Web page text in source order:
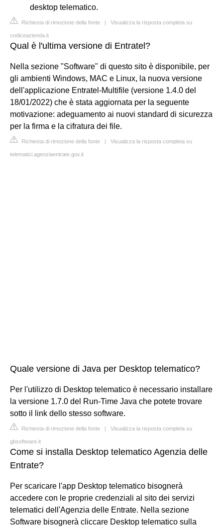
desktop telematico.
Richiesta di rimozione della fonte | Visualizza la risposta completa su
codiceazienda.it
Qual è l'ultima versione di Entratel?
Nella sezione "Software" di questo sito è disponibile, per
gli ambienti Windows, MAC e Linux, la nuova versione
dell'applicazione Entratel-Multifile (versione 1.4.0 del
18/01/2022) che è stata aggiornata per la seguente
motivazione: adeguamento ai nuovi standard di sicurezza
per la firma e la cifratura dei file.
Richiesta di rimozione della fonte | Visualizza la risposta completa su
telematici.agenziaentrate.gov.it
Quale versione di Java per Desktop telematico?
Per l'utilizzo di Desktop telematico è necessario installare
la versione 1.7.0 del Run-Time Java che potete trovare
sotto il link dello stesso software.
Richiesta di rimozione della fonte | Visualizza la risposta completa su
gbsoftware.it
Come si installa Desktop telematico Agenzia delle
Entrate?
Per scaricare l'app Desktop telematico bisognerà
accedere con le proprie credenziali al sito dei servizi
telematici dell'Agenzia delle Entrate. Nella sezione
Software bisognerà cliccare Desktop telematico sulla